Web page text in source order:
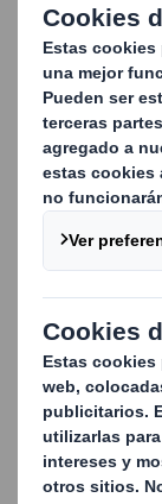
Los
también
ayudar a
sin problemas.
Para ello,
seguimiento
para
Nuestros
trabajan
para
en
de